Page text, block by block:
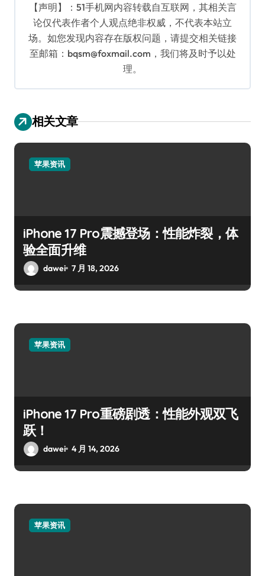
【声明】：51手机网内容转载自互联网，其相关言
论仅代表作者个人观点绝非权威，不代表本站立
场。如您发现内容存在版权问题，请提交相关链接
至邮箱：bqsm@foxmail.com，我们将及时予以处
理。
相关文章
苹果资讯
iPhone 17 Pro震撼登场：性能炸裂，体
验全面升维
dawei 7 月 18, 2026
苹果资讯
iPhone 17 Pro重磅剧透：性能外观双飞
跃！
dawei 4 月 14, 2026
苹果资讯